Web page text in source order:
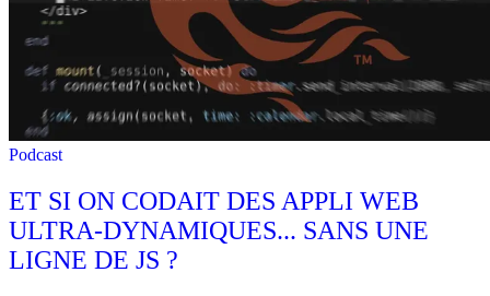
Podcast
ET SI ON CODAIT DES APPLI WEB
ULTRA-DYNAMIQUES... SANS UNE
LIGNE DE JS ?